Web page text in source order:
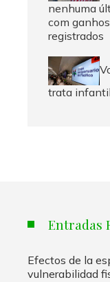
nenhuma
com
registrados
trata
Entradas
Efectos de la
vulnerabilidad